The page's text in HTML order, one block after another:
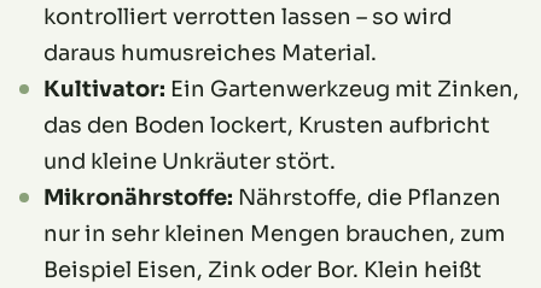
kontrolliert verrotten lassen – so wird
daraus humusreiches Material.
Kultivator: Ein Gartenwerkzeug mit Zinken,
das den Boden lockert, Krusten aufbricht
und kleine Unkräuter stört.
Mikronährstoffe: Nährstoffe, die Pflanzen
nur in sehr kleinen Mengen brauchen, zum
Beispiel Eisen, Zink oder Bor. Klein heißt